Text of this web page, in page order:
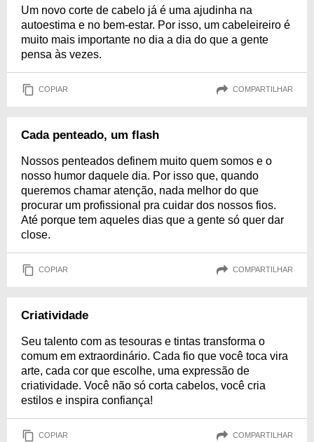
Um novo corte de cabelo já é uma ajudinha na
autoestima e no bem-estar. Por isso, um cabeleireiro é
muito mais importante no dia a dia do que a gente
pensa às vezes.
COPIAR COMPARTILHAR
Cada penteado, um flash
Nossos penteados definem muito quem somos e o
nosso humor daquele dia. Por isso que, quando
queremos chamar atenção, nada melhor do que
procurar um profissional pra cuidar dos nossos fios.
Até porque tem aqueles dias que a gente só quer dar
close.
COPIAR COMPARTILHAR
Criatividade
Seu talento com as tesouras e tintas transforma o
comum em extraordinário. Cada fio que você toca vira
arte, cada cor que escolhe, uma expressão de
criatividade. Você não só corta cabelos, você cria
estilos e inspira confiança!
COPIAR COMPARTILHAR